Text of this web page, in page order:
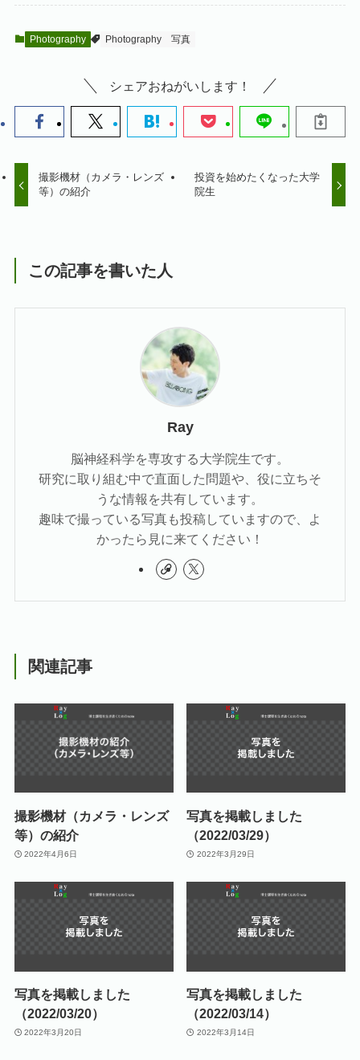
Photography Photography 写真
シェアおねがいします！
撮影機材（カメラ・レンズ
等）の紹介
投資を始めたくなった大学
院生
この記事を書いた人
Ray
脳神経科学を専攻する大学院生です。
研究に取り組む中で直面した問題や、役に立ちそ
うな情報を共有しています。
趣味で撮っている写真も投稿していますので、よ
かったら見に来てください！
関連記事
撮影機材（カメラ・レンズ
等）の紹介
2022年4月6日
写真を掲載しました
（2022/03/29）
2022年3月29日
写真を掲載しました
（2022/03/20）
2022年3月20日
写真を掲載しました
（2022/03/14）
2022年3月14日